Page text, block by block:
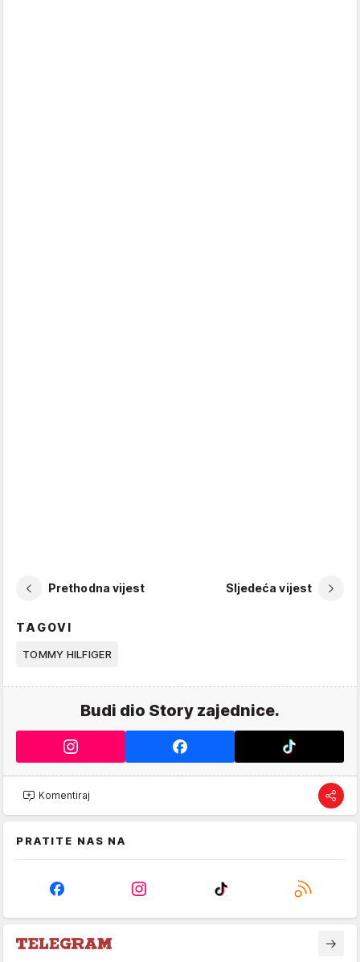
Prethodna vijest Sljedeća vijest
TAGOVI
TOMMY HILFIGER
Budi dio Story zajednice.
Komentiraj
PRATITE NAS NA